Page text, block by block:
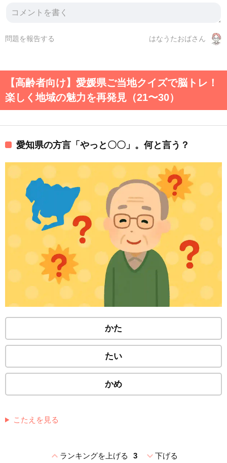
はなうたおばさん
問題を報告する
【高齢者向け】愛媛県ご当地クイズで脳トレ！
楽しく地域の魅力を再発見（21〜30）
愛知県の方言「やっと〇〇」。何と言う？
かた
たい
かめ
こたえを見る
expand_lessランキングを上げる 3 expand_more下げる